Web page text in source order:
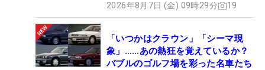
2026年8月7日 (金) 09時29分 19
「いつかはクラウン」「シーマ現
象」……あの熱狂を覚えているか？
バブルのゴルフ場を彩った名車たち